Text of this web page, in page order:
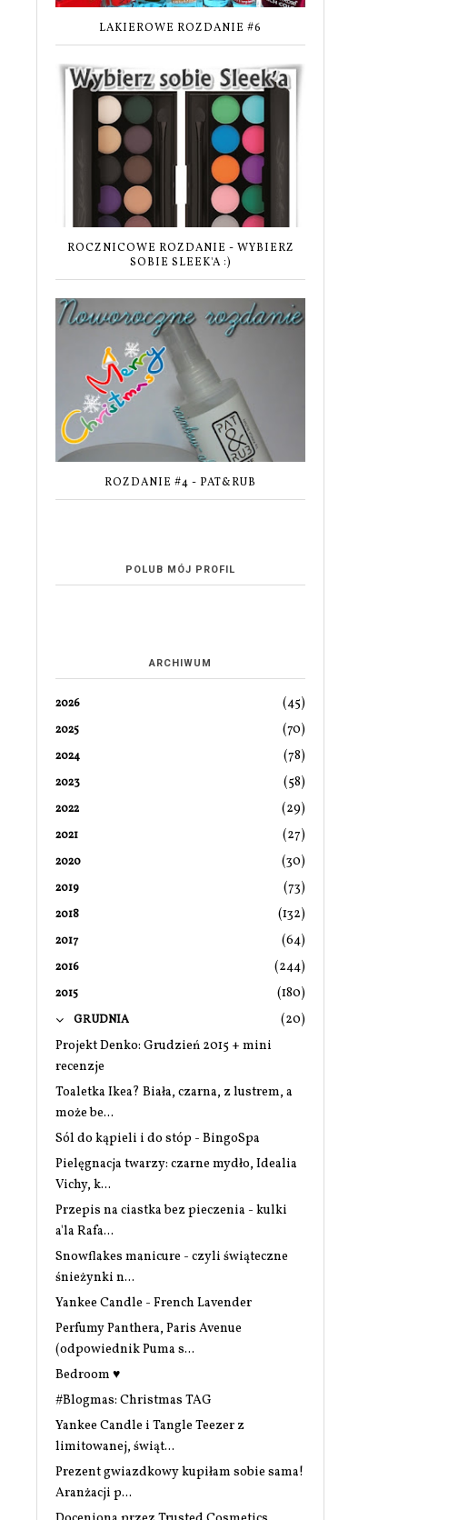
LAKIEROWE ROZDANIE #6
ROCZNICOWE ROZDANIE - WYBIERZ
SOBIE SLEEK'A :)
ROZDANIE #4 - PAT&RUB
POLUB MÓJ PROFIL
ARCHIWUM
2026 (45)
2025 (70)
2024 (78)
2023 (58)
2022 (29)
2021 (27)
2020 (30)
2019 (73)
2018 (132)
2017 (64)
2016 (244)
2015 (180)
GRUDNIA
(20)
Projekt Denko: Grudzień 2015 + mini
recenzje
Toaletka Ikea? Biała, czarna, z lustrem, a
może be...
Sól do kąpieli i do stóp - BingoSpa
Pielęgnacja twarzy: czarne mydło, Idealia
Vichy, k...
Przepis na ciastka bez pieczenia - kulki
a'la Rafa...
Snowflakes manicure - czyli świąteczne
śnieżynki n...
Yankee Candle - French Lavender
Perfumy Panthera, Paris Avenue
(odpowiednik Puma s...
Bedroom ♥
#Blogmas: Christmas TAG
Yankee Candle i Tangle Teezer z
limitowanej, świąt...
Prezent gwiazdkowy kupiłam sobie sama!
Aranżacji p...